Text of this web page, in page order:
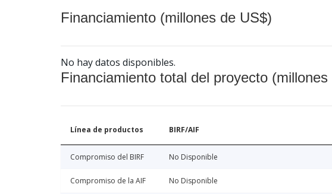
Financiamiento (millones de US$)
No hay datos disponibles.
Financiamiento total del proyecto (millones
Línea de productos BIRF/AIF
Compromiso del BIRF No Disponible
Compromiso de la AIF No Disponible